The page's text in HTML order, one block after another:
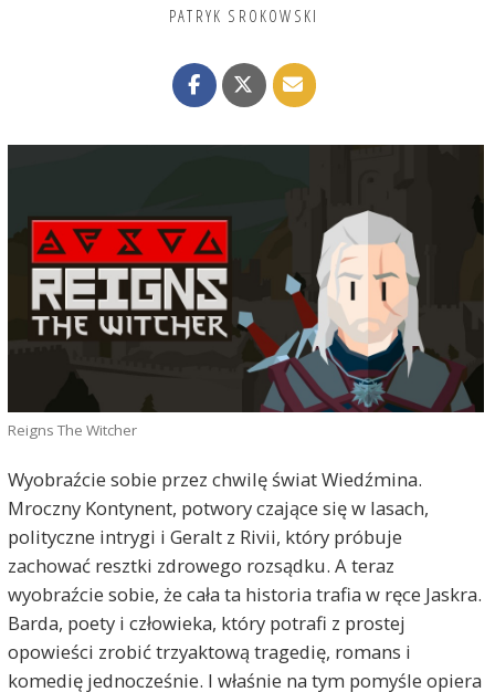
PATRYK SROKOWSKI
Reigns The Witcher
Wyobraźcie sobie przez chwilę świat Wiedźmina.
Mroczny Kontynent, potwory czające się w lasach,
polityczne intrygi i Geralt z Rivii, który próbuje
zachować resztki zdrowego rozsądku. A teraz
wyobraźcie sobie, że cała ta historia trafia w ręce Jaskra.
Barda, poety i człowieka, który potrafi z prostej
opowieści zrobić trzyaktową tragedię, romans i
komedię jednocześnie. I właśnie na tym pomyśle opiera